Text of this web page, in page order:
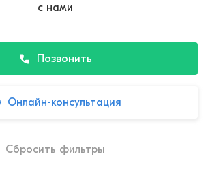
с нами
Позвонить
Онлайн-консультация
Сбросить фильтры